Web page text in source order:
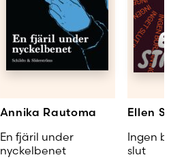
Annika Rautoma
En fjäril under
nyckelbenet
Ellen
Ingen
slut